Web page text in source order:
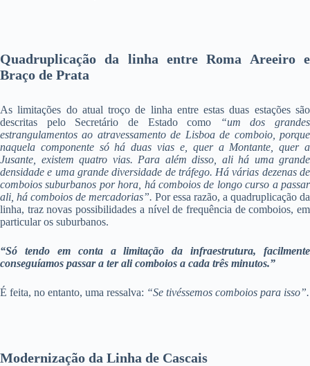
Quadruplicação da linha entre Roma Areeiro e
Braço de Prata
As limitações do atual troço de linha entre estas duas estações são
descritas pelo Secretário de Estado como
“um dos grandes
estrangulamentos ao atravessamento de Lisboa de comboio, porque
naquela componente só há duas vias e, quer a Montante, quer a
Jusante, existem quatro vias. Para além disso, ali há uma grande
densidade e uma grande diversidade de tráfego. Há várias dezenas de
comboios suburbanos por hora, há comboios de longo curso a passar
ali, há comboios de mercadorias”. Por essa razão, a quadruplicação da
linha, traz novas possibilidades a nível de frequência de comboios, em
particular os suburbanos.
“Só tendo em conta a limitação da infraestrutura, facilmente
conseguíamos passar a ter ali comboios a cada três minutos.”
É feita, no entanto, uma ressalva: “Se tivéssemos comboios para isso”.
Modernização da Linha de Cascais